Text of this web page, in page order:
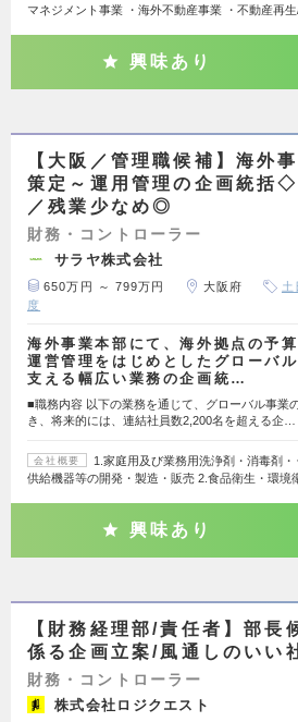
マネジメント事業 ・海外不動産事業 ・不動産再
興味あり
【大阪／管理職候補】海外
策定～運用管理の企画統括
／残業少なめ◎
財務・コントローラー
サラヤ株式会社
650万円 ～ 799万円 大阪府 土
度
海外事業本部にて、海外拠点の予算
運営管理をはじめとしたグローバ
支える幅広い業務の企画統…
■職務内容 以下の業務を通じて、グローバル事業
き、将来的には、連結社員数2,200名を超える企…
会社概要
1.家庭用及び業務用洗浄剤・消毒剤
供給機器等の開発・製造・販売 2.食品衛生・環境
興味あり
【財務経理部/責任者】部長
係る企画立案/風通しのいい
財務・コントローラー
株式会社ロジクエスト